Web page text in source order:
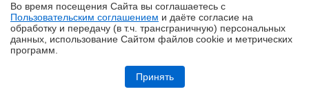
Обзор игрового Tandem WOLED-монитора ASUS ROG Strix OLED
XG27AQWMG: запланированный апгрейд
Во время посещения Cайта вы соглашаетесь с
Пользовательским соглашением и даёте согласие на
обработку и передачу (в т.ч. трансграничную) персональных
данных, использование Cайтом файлов cookie и метрических
программ.
Принять